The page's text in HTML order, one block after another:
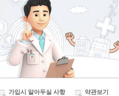
가입시 알아두실 사항 약관보기